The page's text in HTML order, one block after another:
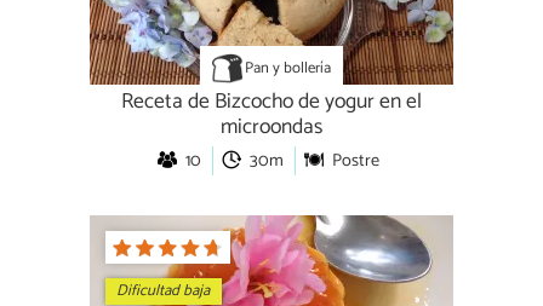
Pan y bollería
Receta de Bizcocho de yogur en el
microondas
10 30m Postre
Dificultad baja